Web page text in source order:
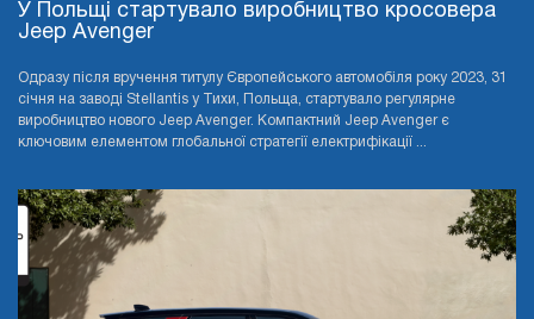
У Польщі стартувало виробництво кросовера
Jeep Avenger
Одразу після вручення титулу Європейського автомобіля року 2023, 31
січня на заводі Stellantis у Тихи, Польща, стартувало регулярне
виробництво нового Jeep Avenger. Компактний Jeep Avenger є
ключовим елементом глобальної стратегії електрифікації ...